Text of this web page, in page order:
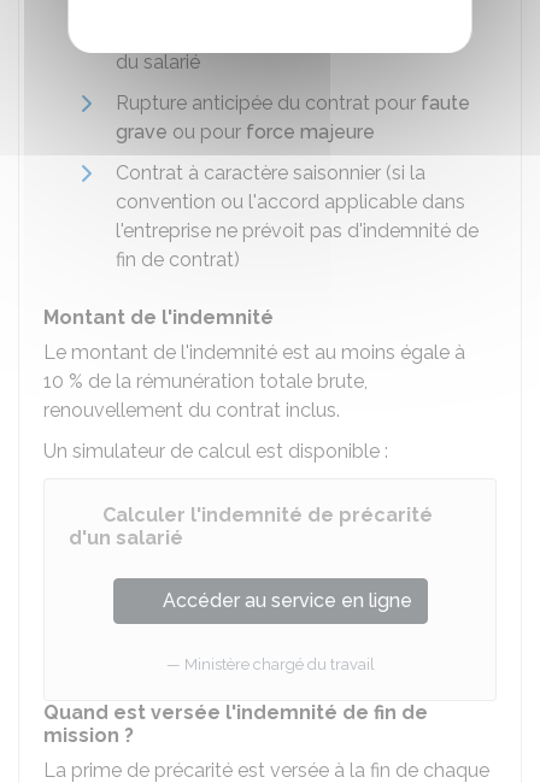
Rupture anticipée du contrat à l'initiative
du salarié
Rupture anticipée du contrat pour faute
grave ou pour force majeure
Contrat à caractère saisonnier (si la
convention ou l'accord applicable dans
l'entreprise ne prévoit pas d'indemnité de
fin de contrat)
Montant de l'indemnité
Le montant de l'indemnité est au moins égale à
10 % de la rémunération totale brute,
renouvellement du contrat inclus.
Un simulateur de calcul est disponible :
Calculer l'indemnité de précarité
d'un salarié
Accéder au service en ligne
Ministère chargé du travail
Quand est versée l'indemnité de fin de
mission ?
La prime de précarité est versée à la fin de chaque